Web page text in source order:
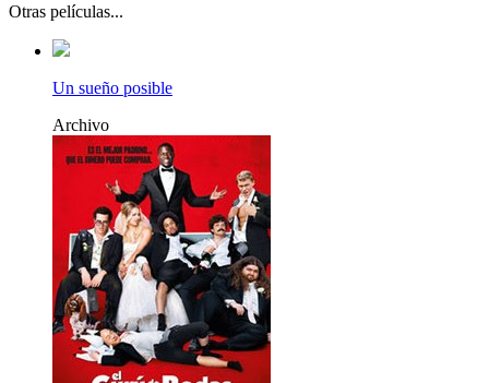
Otras películas...
Un sueño posible
Archivo